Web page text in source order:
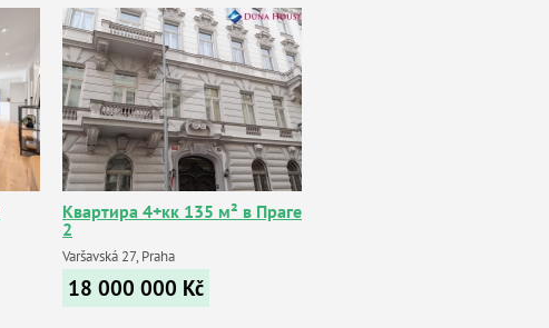
Квартира 4+кк 135 м² в Праге
2
Varšavská 27, Praha
18 000 000 Kč